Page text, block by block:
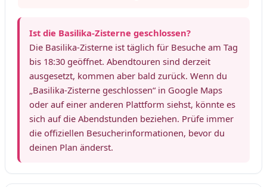
Ist die Basilika-Zisterne geschlossen?
Die Basilika-Zisterne ist täglich für Besuche am Tag
bis 18:30 geöffnet. Abendtouren sind derzeit
ausgesetzt, kommen aber bald zurück. Wenn du
„Basilika-Zisterne geschlossen“ in Google Maps
oder auf einer anderen Plattform siehst, könnte es
sich auf die Abendstunden beziehen. Prüfe immer
die offiziellen Besucherinformationen, bevor du
deinen Plan änderst.